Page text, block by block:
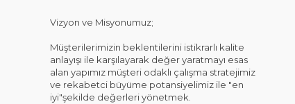
Vizyon ve Misyonumuz;
Müşterilerimizin beklentilerini istikrarlı kalite
anlayışı ile karşılayarak değer yaratmayı esas
alan yapımız müşteri odaklı çalışma stratejimiz
ve rekabetci büyüme potansiyelimiz ile "en
iyi"şekilde değerleri yönetmek.